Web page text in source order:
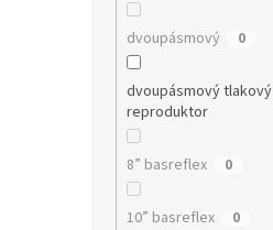
dvoupásmový 0
dvoupásmový tlakový
reproduktor
8” basreflex 0
10” basreflex 0